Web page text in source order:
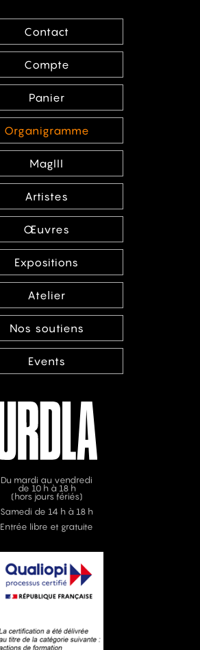
Contact
Compte
Panier
Organigramme
MagIII
Artistes
Œuvres
Expositions
Atelier
Nos soutiens
Events
Du mardi au vendredi
de 10 h à 18 h
(hors jours fériés)
Samedi de 14 h à 18 h
Entrée libre et gratuite